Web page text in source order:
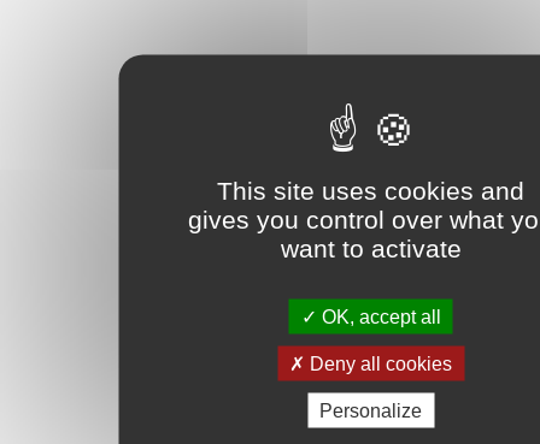
This site uses cookies and
gives you control over what
want to activate
OK, accept all
Deny all cookies
Personalize